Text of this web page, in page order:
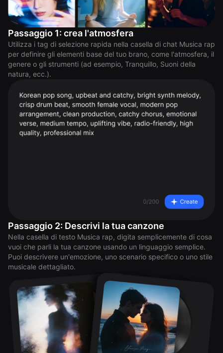
Passaggio 1: crea l'atmosfera
Utilizza i tag di selezione rapida nella casella di chat Musica rap
per definire gli elementi base del tuo brano, come l'atmosfera, il
genere o gli strumenti (ad esempio, Tranquillo, Suoni della
natura, ecc.).
Passaggio 2: Descrivi la tua canzone
Nella casella di testo Musica rap, digita semplicemente di cosa
vuoi che parli la tua canzone usando un linguaggio semplice.
Puoi descrivere un'emozione, uno scenario specifico o uno stile
musicale dettagliato.